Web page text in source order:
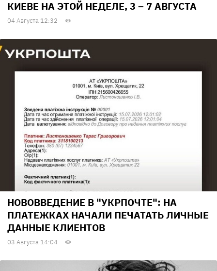
КИЕВЕ НА ЭТОЙ НЕДЕЛЕ, 3 – 7 АВГУСТА
04 Августа 12:32
НОВОВВЕДЕНИЕ В "УКРПОЧТЕ": НА
ПЛАТЕЖКАХ НАЧАЛИ ПЕЧАТАТЬ ЛИЧНЫЕ
ДАННЫЕ КЛИЕНТОВ
03 Августа 14:04